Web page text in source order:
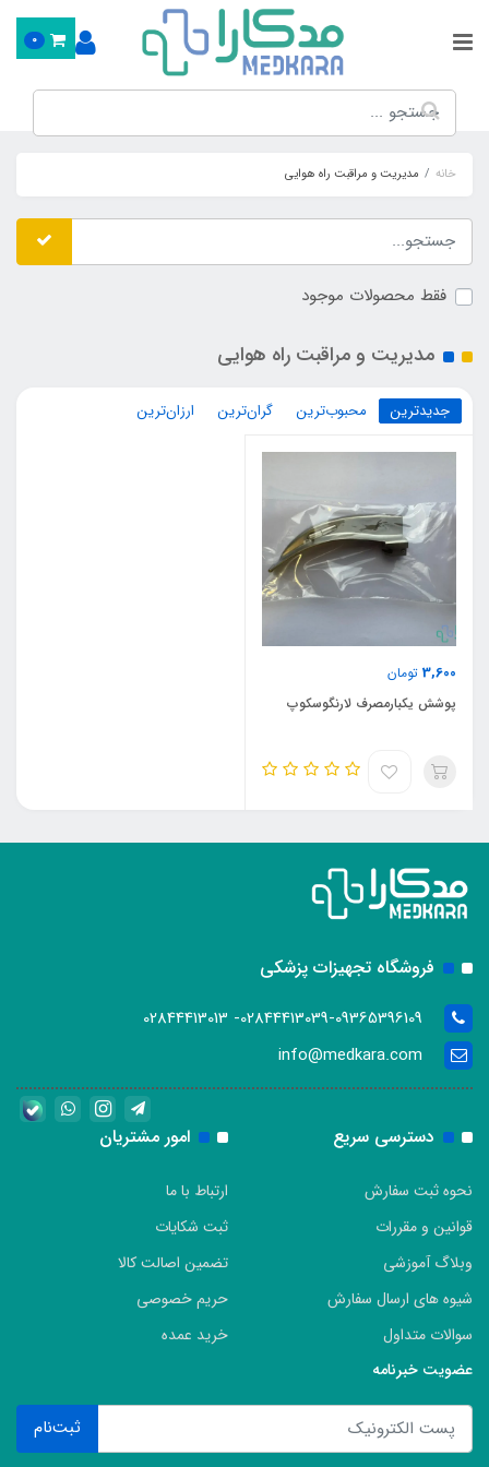
0
خانه مدیریت و مراقبت راه هوایی
فقط محصولات موجود
مدیریت و مراقبت راه هوایی
جدیدترین محبوب‌ترین گران‌ترین ارزان‌ترین
3,600 تومان
پوشش یکبارمصرف لارنگوسکوپ
فروشگاه تجهیزات پزشکی
02844413039-09365396109- 02844413013
info@medkara.com
دسترسی سریع
نحوه ثبت سفارش
قوانین و مقررات
وبلاگ آموزشی
شیوه های ارسال سفارش
سوالات متداول
امور مشتریان
ارتباط با ما
ثبت شکایات
تضمین اصالت کالا
حریم خصوصی
خرید عمده
عضویت خبرنامه
ثبت‌نام